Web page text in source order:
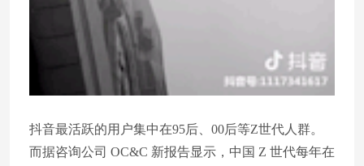
抖音最活跃的用户集中在95后、00后等Z世代人群。
而据咨询公司 OC&C 新报告显示，中国 Z 世代每年在